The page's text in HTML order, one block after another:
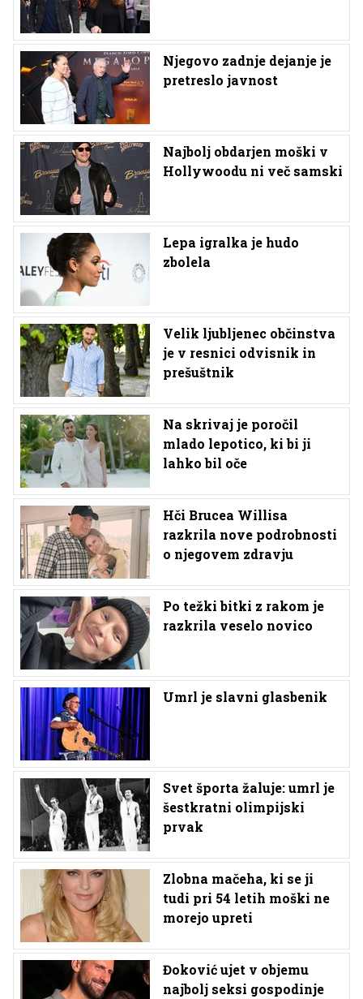
Njegovo zadnje dejanje je
pretreslo javnost
Najbolj obdarjen moški v
Hollywoodu ni več samski
Lepa igralka je hudo
zbolela
Velik ljubljenec občinstva
je v resnici odvisnik in
prešuštnik
Na skrivaj je poročil
mlado lepotico, ki bi ji
lahko bil oče
Hči Brucea Willisa
razkrila nove podrobnosti
o njegovem zdravju
Po težki bitki z rakom je
razkrila veselo novico
Umrl je slavni glasbenik
Svet športa žaluje: umrl je
šestkratni olimpijski
prvak
Zlobna mačeha, ki se ji
tudi pri 54 letih moški ne
morejo upreti
Đoković ujet v objemu
najbolj seksi gospodinje